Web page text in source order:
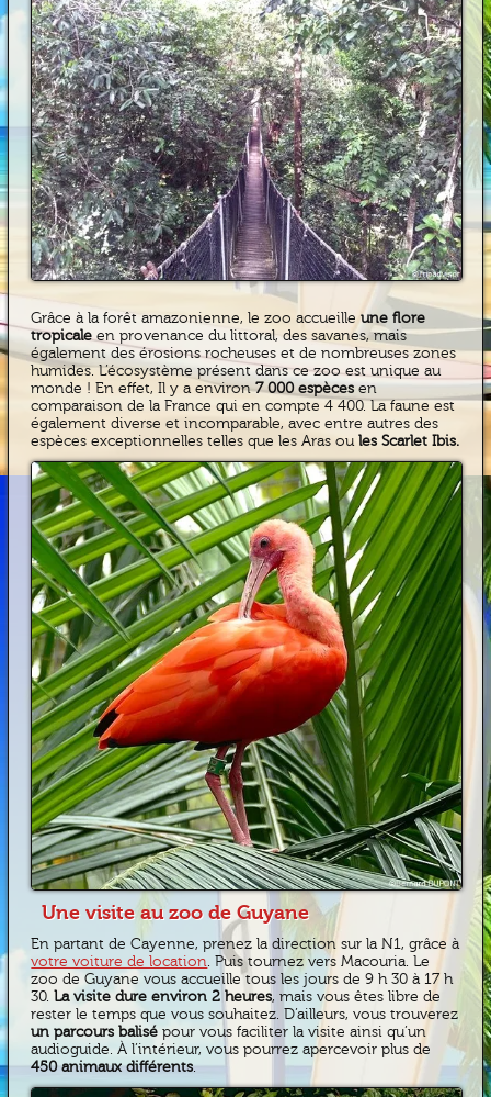
Grâce à la forêt amazonienne, le zoo accueilleune flore
tropicaleen provenance du littoral, des savanes, mais
également des érosions rocheuses et de nombreuses zones
humides. L’écosystème présent dans ce zoo est unique au
monde ! En effet, Il y a environ7 000 espècesen
comparaison de la France qui en compte 4 400. La faune est
également diverse et incomparable, avec entre autres des
espèces exceptionnelles telles que les Aras oules Scarlet Ibis.
Une visite au zoo de Guyane
En partant de Cayenne, prenez la direction sur la N1, grâce à
votre voiture de location. Puis tournez vers Macouria. Le
zoo de Guyane vous accueille tous les jours de 9 h 30 à 17 h
30.La visite dure environ 2 heures, mais vous êtes libre de
rester le temps que vous souhaitez. D’ailleurs, vous trouverez
un parcours balisé pour vous faciliter la visite ainsi qu’un
audioguide. À l’intérieur, vous pourrez apercevoir plus de
450 animaux différents.